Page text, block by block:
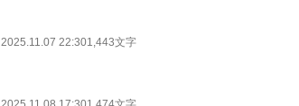
2025.11.07 22:301,443文字